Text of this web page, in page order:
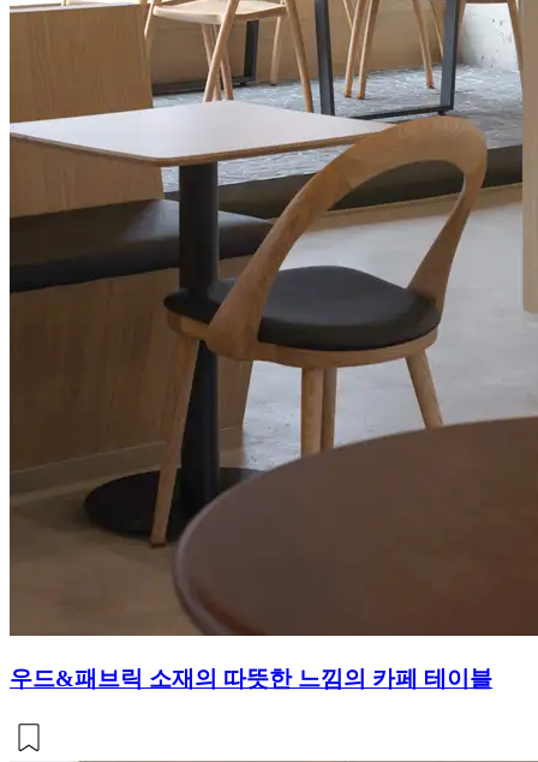
우드&패브릭 소재의 따뜻한 느낌의 카페 테이블